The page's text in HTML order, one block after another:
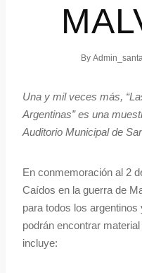
By
Una y mil veces más,
Argentinas” es una
Auditorio Municipal de
En conmemoración al 2
Caídos en la guerra de
para todos los
podrán encontrar
incluye: